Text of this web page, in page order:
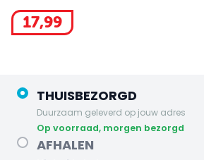
17,99
THUISBEZORGD
Duurzaam geleverd op jouw adres
op voorraad, morgen bezorgd
AFHALEN